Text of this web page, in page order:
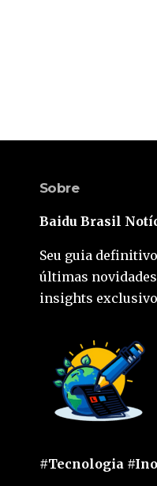
Sobre
Baidu Brasil
Seu guia
últimas
insights
#Tecnologia